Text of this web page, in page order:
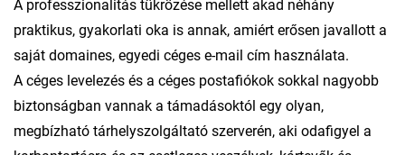
A professzionalitás tükrözése mellett akad néhány
praktikus, gyakorlati oka is annak, amiért erősen javallott a
saját domaines, egyedi céges e-mail cím használata.
A céges levelezés és a céges postafiókok sokkal nagyobb
biztonságban vannak a támadásoktól egy olyan,
megbízható tárhelyszolgáltató szerverén, aki odafigyel a